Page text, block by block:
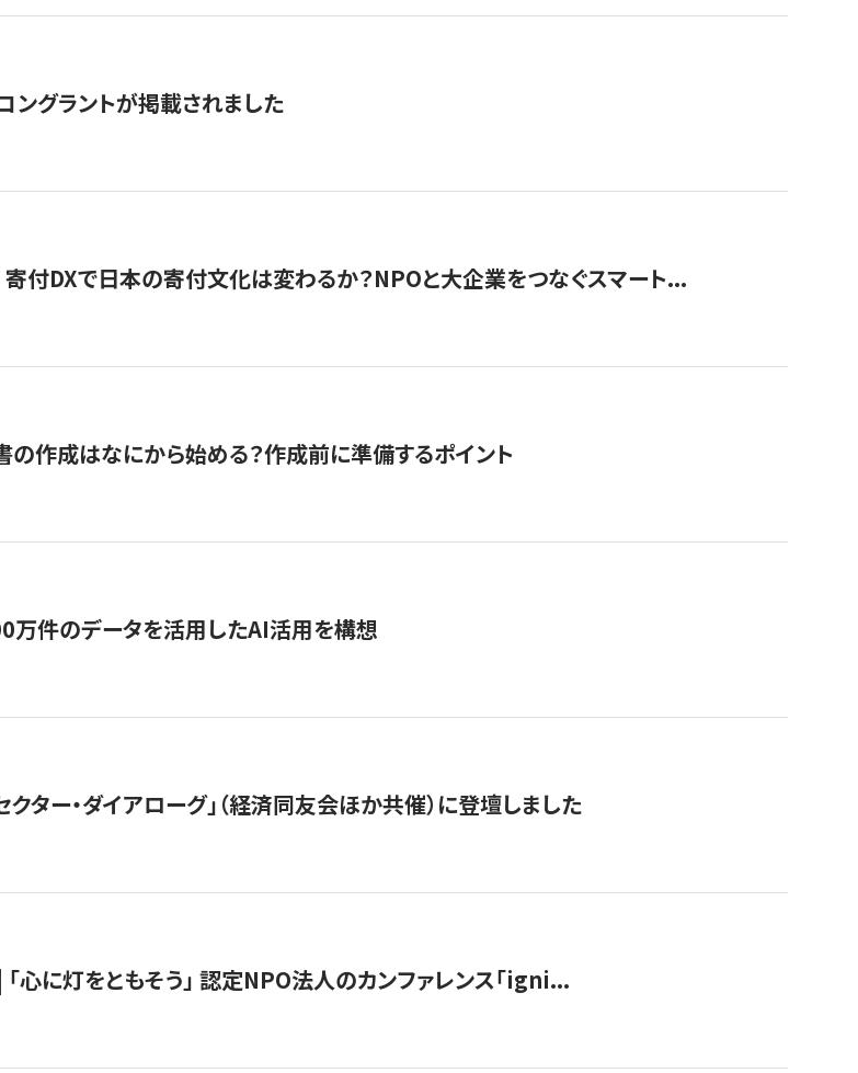
ングラントが掲載されました
付DXで日本の寄付文化は変わるか？NPOと大企業をつなぐスマート...
の作成はなにから始める？作成前に準備するポイント
万件のデータを活用したAI活用を構想
ター・ダイアローグ」（経済同友会ほか共催）に登壇しました
心に灯をともそう」 認定NPO法人のカンファレンス「igni...